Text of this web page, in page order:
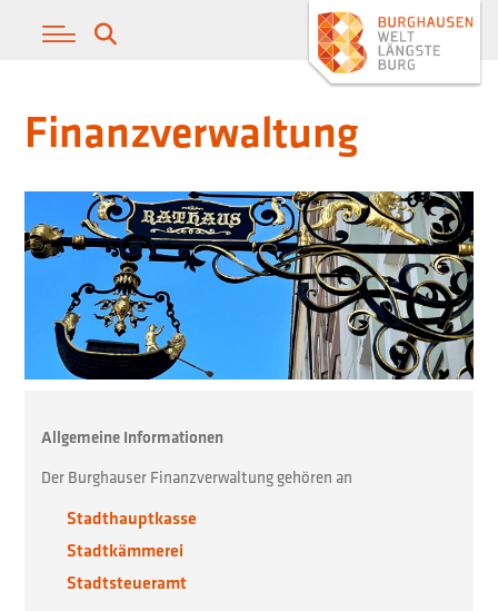
Finanzverwaltung
Allgemeine Informationen
Der Burghauser Finanzverwaltung gehören an
Stadthauptkasse
Stadtkämmerei
Stadtsteueramt